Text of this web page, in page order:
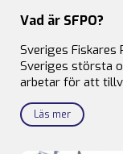
Vad är SFPO?
Sveriges Fiskares
Sveriges största
arbetar för att
Läs mer